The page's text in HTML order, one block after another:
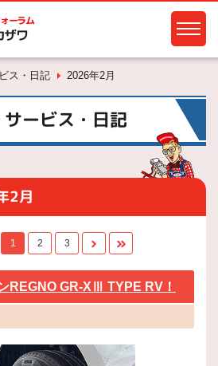
ーラム
ザワ
ス・日記 2026年2月
ービス・日記
2月
1 2 3
REGNO GR-XⅢ TYPE RV！